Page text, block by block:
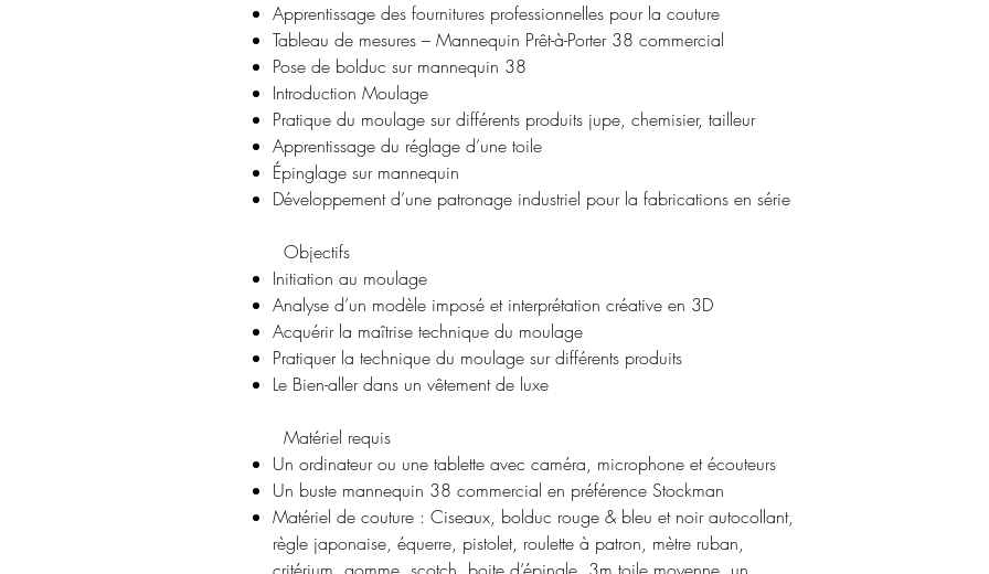
Apprentissage des fournitures professionnelles pour la couture
Tableau de mesures – Mannequin Prêt-à-Porter 38 commercial
Pose de bolduc sur mannequin 38
Introduction Moulage
Pratique du moulage sur différents produits jupe, chemisier, tailleur
Apprentissage du réglage d’une toile
Épinglage sur mannequin
Développement d’une patronage industriel pour la fabrications en série
Objectifs
Initiation au moulage
Analyse d’un modèle imposé et interprétation créative en 3D
Acquérir la maîtrise technique du moulage
Pratiquer la technique du moulage sur différents produits
Le Bien-aller dans un vêtement de luxe
Matériel requis
Un ordinateur ou une tablette avec caméra, microphone et écouteurs
Un buste mannequin 38 commercial en préférence Stockman
Matériel de couture : Ciseaux, bolduc rouge & bleu et noir autocollant,
règle japonaise, équerre, pistolet, roulette à patron, mètre ruban,